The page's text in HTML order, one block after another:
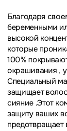
Благодаря
беременными
высокой
которые
100%
окрашивания ,
Специальный
защищает
сияние .Этот
защиту ваших